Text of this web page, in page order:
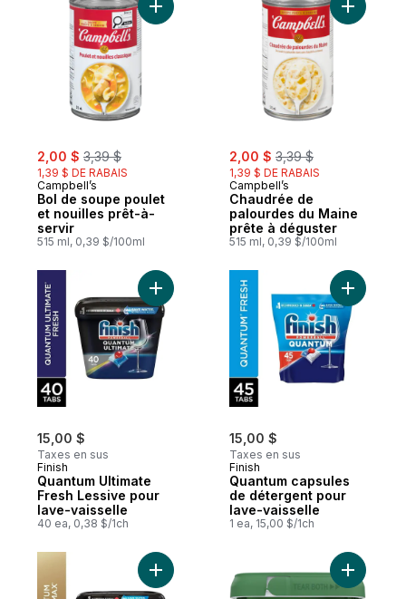
sale:
2,00 $ , formerly:
3,39 $
1,39 $ DE RABAIS
Campbell’s
Bol de soupe poulet
et nouilles prêt-à-
servir
515 ml, 0,39 $/100ml
Ajouter Bol de soupe poulet et nouilles
sale:
2,00 $ , formerly:
3,39 $
1,39 $ DE RABAIS
Campbell’s
Chaudrée de
palourdes du Maine
prête à déguster
515 ml, 0,39 $/100ml
15,00 $
Taxes en sus
Finish
Quantum Ultimate
Fresh Lessive pour
lave-vaisselle
40 ea, 0,38 $/1ch
Ajouter Quantum Ultimate Fresh Lessive
15,00 $
Taxes en sus
Finish
Quantum capsules
de détergent pour
lave-vaisselle
1 ea, 15,00 $/1ch
Ajouter
Ajouter Quantum UltraMax Lot de 30
Ajouter